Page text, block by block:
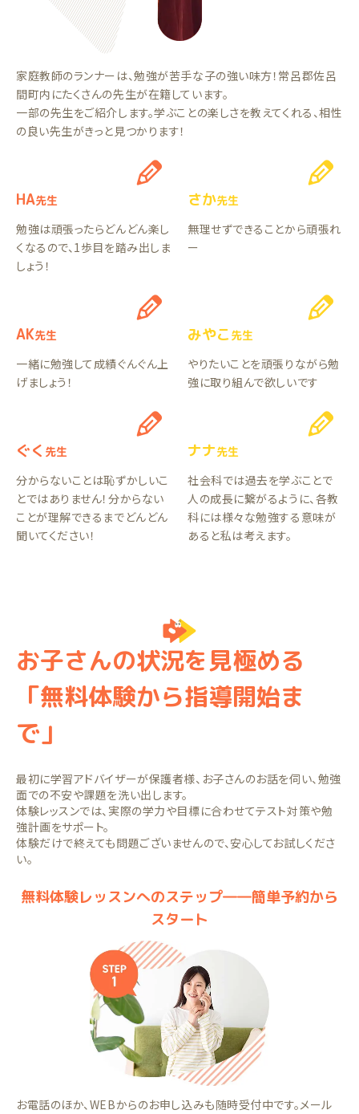
家庭教師のランナーは、勉強が苦手な子の強い味方！常呂郡佐呂
間町内にたくさんの先生が在籍しています。
一部の先生をご紹介します。学ぶことの楽しさを教えてくれる、相性
の良い先生がきっと見つかります！
HA先生
勉強は頑張ったらどんどん楽し
くなるので、1歩目を踏み出しま
しょう！
さか先生
無理せずできることから頑張れ
ー
AK先生
一緒に勉強して成績ぐんぐん上
げましょう！
みやこ 先生
やりたいことを頑張りながら勉
強に取り組んで欲しいです
ぐく 先生
分からないことは恥ずかしいこ
とではありません！分からない
ことが理解できるまでどんどん
聞いてください！
ナナ先生
社会科では過去を学ぶことで
人の成長に繋がるように、各教
科には様々な勉強する意味が
あると私は考えます。
お子さんの状況を見極める
「無料体験から指導開始ま
で」
最初に学習アドバイザーが保護者様、お子さんのお話を伺い、勉強
面での不安や課題を洗い出します。
体験レッスンでは、実際の学力や目標に合わせてテスト対策や勉
強計画をサポート。
体験だけで終えても問題ございませんので、安心してお試しくださ
い。
無料体験レッスンへのステップ――簡単予約から
スタート
お電話のほか、WEBからのお申し込みも随時受付中です。メール